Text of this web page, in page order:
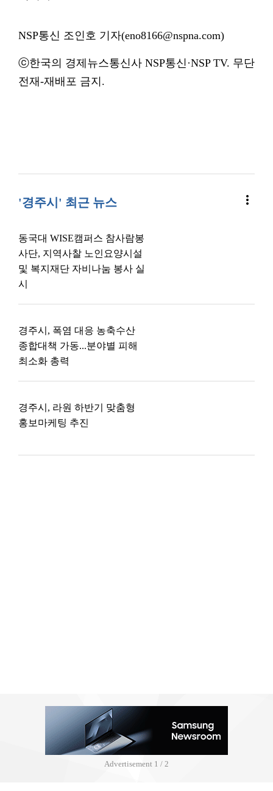
NSP통신 조인호 기자(eno8166@nspna.com)
ⓒ한국의 경제뉴스통신사 NSP통신·NSP TV. 무단
전재-재배포 금지.
'경주시' 최근 뉴스 more_vert
동국대 WISE캠퍼스 참사람봉
사단, 지역사찰 노인요양시설
및 복지재단 자비나눔 봉사 실
시
경주시, 폭염 대응 농축수산
종합대책 가동...분야별 피해
최소화 총력
경주시, 라원 하반기 맞춤형
홍보마케팅 추진
Advertisement 2 / 2